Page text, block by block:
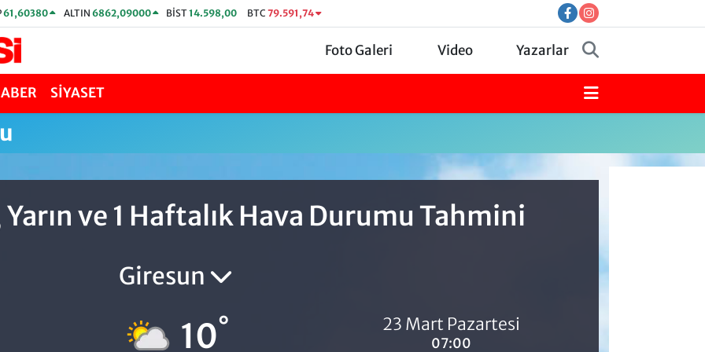
61,60380 ALTIN 6862,09000 BİST14.598,00 BTC 79.591,74
Foto Galeri Video Yazarlar
SİYASET
ve 1 Haftalık Hava Durumu Tahmini
Giresun
10° 23 Mart Pazartesi
07:00